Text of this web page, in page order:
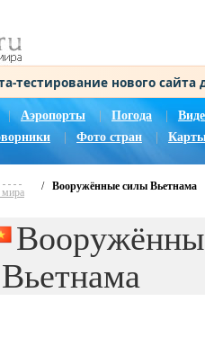
тестирование нового
| Аэропорты Погода |
Фото стран
мира
/ Вооружённые силы Вьетнама
Вьетнама